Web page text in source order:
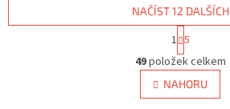
O
v
l
á
NAČÍST 12 DALŠÍCH
S
t
r
á
n
k
1 5
49položek celkem
NAHORU